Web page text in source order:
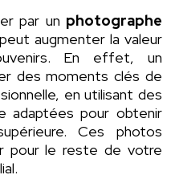
par un photographe
augmenter la valeur
En effet, un
des moments clés de
en utilisant des
adaptées pour obtenir
Ces photos
pour le reste de votre